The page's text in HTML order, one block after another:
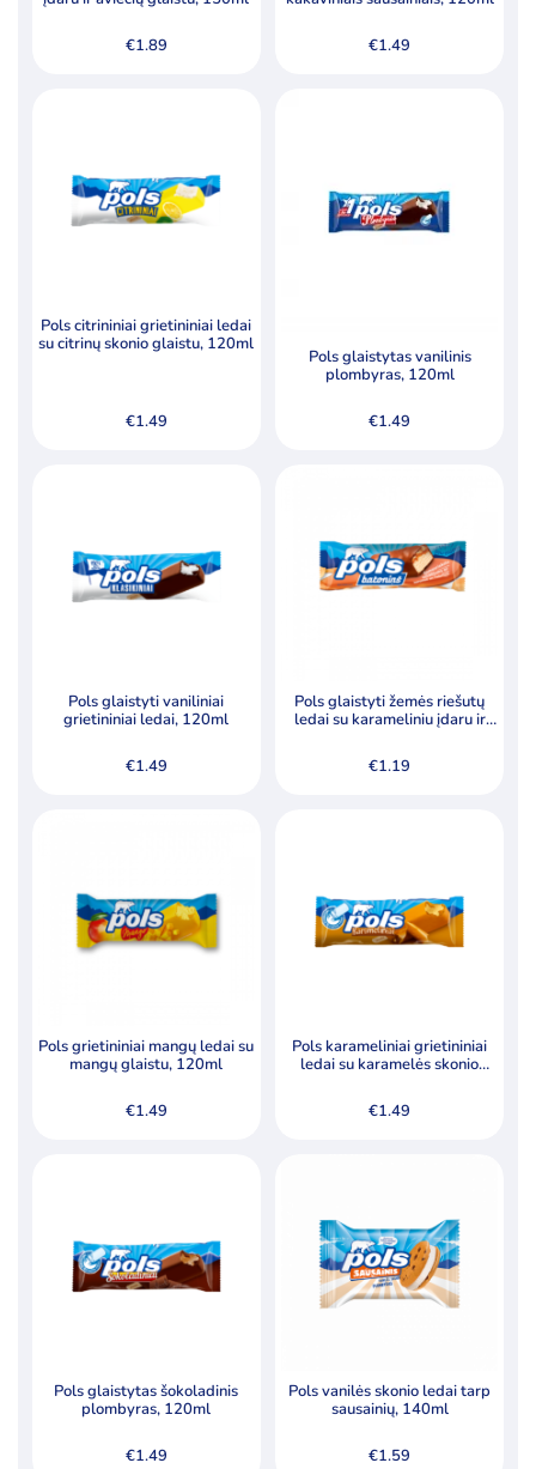
€1.89 €1.49
Pols citrininiai grietininiai ledai
su citrinų skonio glaistu, 120ml
€1.49
Pols glaistytas vanilinis
plombyras, 120ml
€1.49
Pols glaistyti vaniliniai
grietininiai ledai, 120ml
€1.49
Pols glaistyti žemės riešutų
ledai su karameliniu įdaru ir
€1.19
Pols grietininiai mangų ledai su
mangų glaistu, 120ml
€1.49
Pols karameliniai grietininiai
ledai su karamelės skonio
€1.49
Pols glaistytas šokoladinis
plombyras, 120ml
€1.49
Pols vanilės skonio ledai tarp
sausainių, 140ml
€1.59